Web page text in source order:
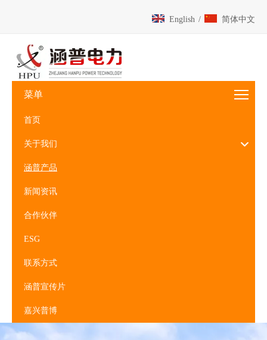
English / 简体中文
菜单
首页
关于我们
涵普产品
新闻资讯
合作伙伴
ESG
联系方式
涵普宣传片
嘉兴普博